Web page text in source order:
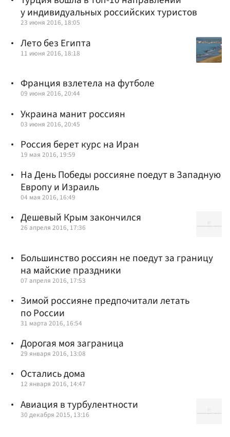
у индивидуальных российских туристов
23 июня 2016, 18:05
Лето без Египта
11 июня 2016, 18:18
Франция взлетела на футболе
09 июня 2016, 20:44
Украина манит россиян
03 июня 2016, 20:45
Россия берет курс на Иран
19 мая 2016, 19:59
На День Победы россияне поедут в Западную
Европу и Израиль
04 мая 2016, 16:49
Дешевый Крым закончился
26 апреля 2016, 17:36
Большинство россиян не поедут за границу
на майские праздники
07 апреля 2016, 17:53
Зимой россияне предпочитали летать
по России
31 марта 2016, 16:54
Дорогая моя заграница
29 января 2016, 13:08
Остались дома
12 января 2016, 14:47
Авиация в турбулентности
30 декабря 2015, 13:16